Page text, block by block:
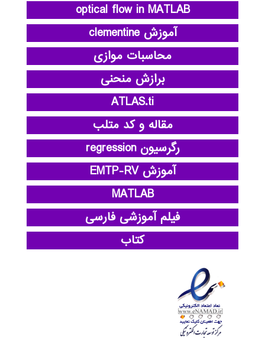
optical flow in MATLAB
آموزش clementine
محاسبات موازی
برازش منحنی
ATLAS.ti
مقاله و کد متلب
رگرسیون regression
آموزش EMTP-RV
MATLAB
فیلم آموزشی فارسی
کتاب